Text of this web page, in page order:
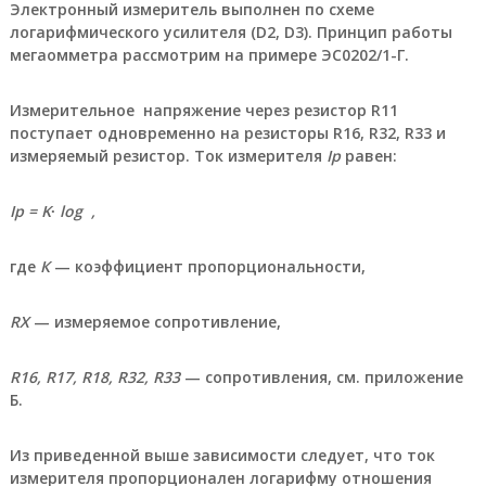
р
у
п
п
н
а
р
д
е
т
Электронный измеритель выполнен по схеме
логарифмического усилителя (D2, D3). Принцип работы
мегаомметра рассмотрим на примере ЭС0202/1-Г.
Измерительное напряжение через резистор R11
поступает одновременно на резисторы R16, R32, R33 и
измеряемый резистор. Ток измерителя Ipравен:
Ip= K∙ log ,
где К— коэффициент пропорциональности,
RХ— измеряемое сопротивление,
R16, R17, R18, R32, R33— сопротивления, см. приложение
Б.
Из приведенной выше зависимости следует, что ток
измерителя пропорционален логарифму отношения